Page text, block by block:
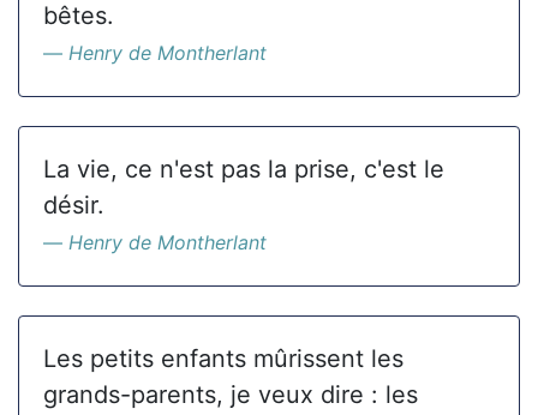
bêtes.
Henry de Montherlant
La vie, ce n'est pas la prise, c'est le
désir.
Henry de Montherlant
Les petits enfants mûrissent les
grands-parents, je veux dire : les